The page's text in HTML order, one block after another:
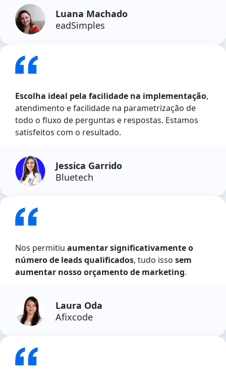
Luana Machado
eadSimples
Escolha ideal pela facilidade na implementação,
atendimento e facilidade na parametrização de
todo o fluxo de perguntas e respostas. Estamos
satisfeitos com o resultado.
Jessica Garrido
Bluetech
Nos permitiu aumentar significativamente o
número de leads qualificados, tudo isso sem
aumentar nosso orçamento de marketing.
Laura Oda
Afixcode